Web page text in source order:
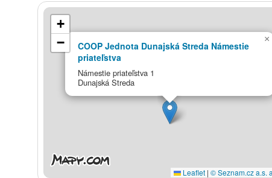
COOP Jednota Dunajská Streda Námestie
priateľstva
Námestie priateľstva 1
Dunajská Streda
×
+
−
Leaflet | © Seznam.cz a.s.